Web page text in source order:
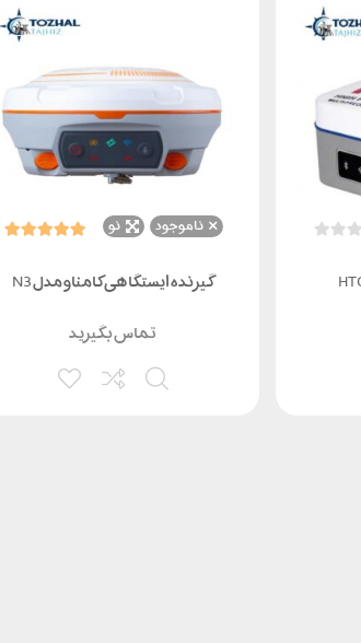
ناموجود نو
گیرنده ایستگاهی کامناو مدل N3
تماس بگیرید